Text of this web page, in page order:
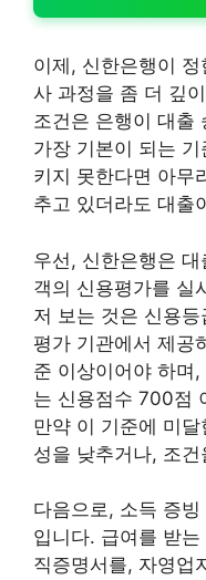
이제, 신한은행이
사 과정을 좀 더 깊
조건은 은행이 대출
가장 기본이 되는
키지 못한다면 아무
추고 있더라도 대출
우선, 신한은행은
객의 신용평가를 실
저 보는 것은 신용
평가 기관에서 제공
준 이상이어야 하며
는 신용점수 700점
만약 이 기준에 미
성을 낮추거나, 조
다음으로, 소득 증
입니다. 급여를 받
직증명서를, 자영업